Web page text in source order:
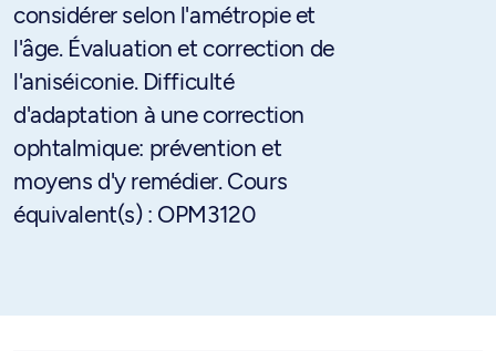
considérer selon l'amétropie et
l'âge. Évaluation et correction de
l'aniséiconie. Difficulté
d'adaptation à une correction
ophtalmique: prévention et
moyens d'y remédier. Cours
équivalent(s) : OPM3120